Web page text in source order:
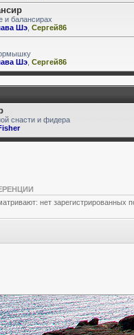
и балансирах
Шэ Сергей86
Шэ Сергей86
снасти и фидера
нет зарегистрированных